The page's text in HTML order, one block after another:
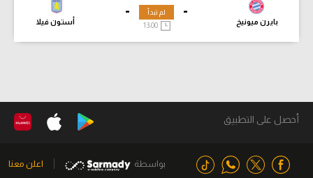
-
بايرن ميونيخ
-
أستون فيلا
لم تبدأ
13:00
أحصل على التطبيق
بواسطة اعلن معنا